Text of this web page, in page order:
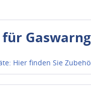
Hier finden Sie